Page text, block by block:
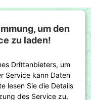
um den
zu laden!
Drittanbieters, um
Service kann Daten
lesen Sie die Details
des Service zu,